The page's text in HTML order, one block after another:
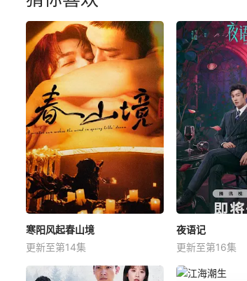
寒阳风起春山境
更新至第14集
夜语记
更新至第16集